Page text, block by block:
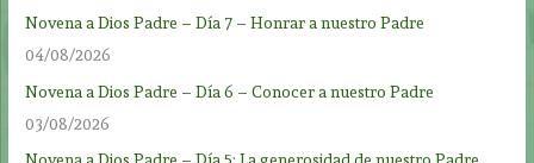
Novena a Dios Padre – Día 7 – Honrar a nuestro Padre
04/08/2026
Novena a Dios Padre – Día 6 – Conocer a nuestro Padre
03/08/2026